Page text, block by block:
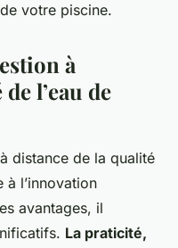
votre piscine.
à
l’eau de
distance de la qualité
à l’innovation
avantages, il
La praticité,